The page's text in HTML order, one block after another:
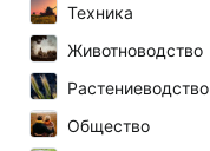
Техника
Животноводство
Растениеводство
Общество